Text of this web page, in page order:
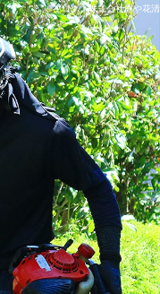
ブログ｜株式会社庭や花清